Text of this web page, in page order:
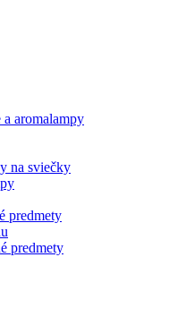
aromalampy
na sviečky
predmety
predmety